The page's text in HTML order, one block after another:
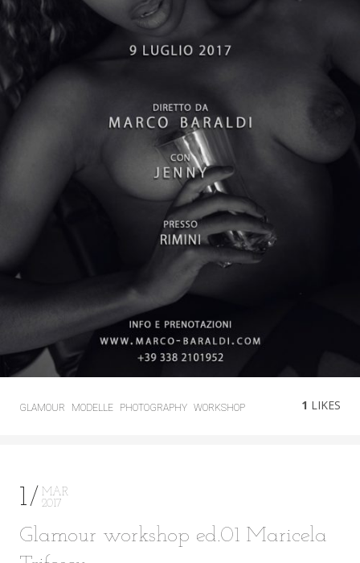
GLAMOUR MODELLE PHOTOGRAPHY WORKSHOP 1 LIKES
1
MAR
2017
Glamour workshop ed.01 Maricela